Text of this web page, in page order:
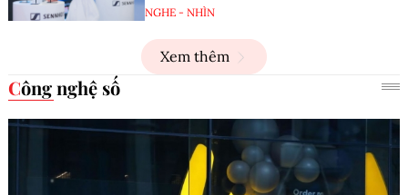
NGHE - NHÌN
Xem thêm
Công nghệ số